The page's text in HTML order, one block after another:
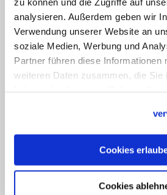
analysieren. Außerdem geben wir
Verwendung unserer Website an
soziale Medien, Werbung und
Partner führen diese Informationen
weiteren Daten zusammen, die Sie
Cookies
Cookies
diesem Zusammenhang
Darin würdigte der Papst
Religionsfreiheit als
amerikanischen
öffentlichen Diskurs, der
Respekt vor den
der Suche nach einem
Nenner für Frieden und
geprägt sei. (mtr)